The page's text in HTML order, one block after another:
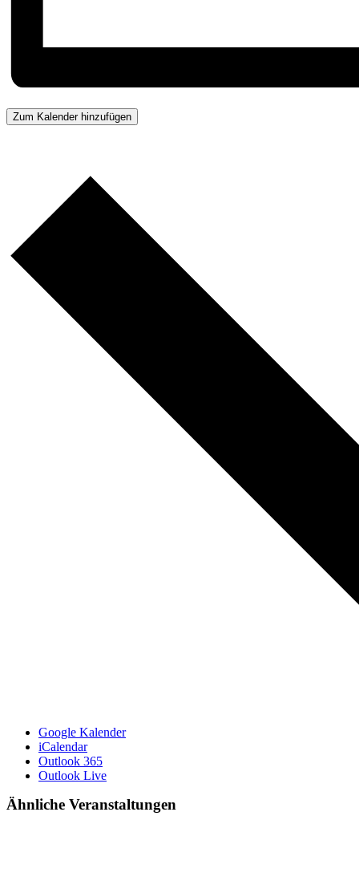
Zum Kalender hinzufügen
Google Kalender
iCalendar
Outlook 365
Outlook Live
Ähnliche Veranstaltungen